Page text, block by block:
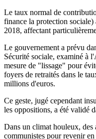
Le taux normal de
finance la protection sociale)
2018, affectant
Le gouvernement a prévu
Sécurité sociale, examiné à
mesure de "lissage" pour
foyers de retraités dans le
millions d'euros.
Ce geste, jugé cependant
les oppositions, a été validé
Dans un climat houleux, des
communistes pour revenir